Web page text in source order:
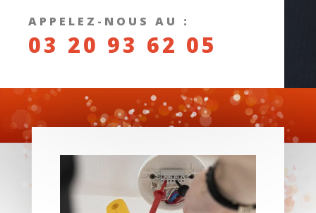
APPELEZ-NOUS AU :
03 20 93 62 05